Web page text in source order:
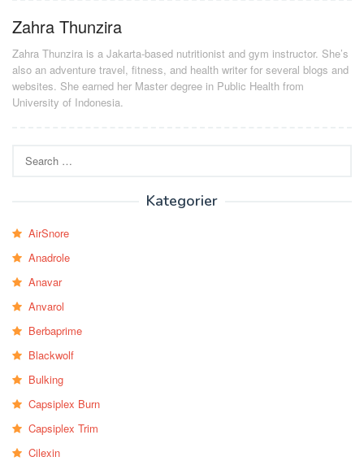
Zahra Thunzira
Zahra Thunzira is a Jakarta-based nutritionist and gym instructor. She’s
also an adventure travel, fitness, and health writer for several blogs and
websites. She earned her Master degree in Public Health from
University of Indonesia.
for:
Kategorier
AirSnore
Anadrole
Anavar
Anvarol
Berbaprime
Blackwolf
Bulking
Capsiplex Burn
Capsiplex Trim
Cilexin